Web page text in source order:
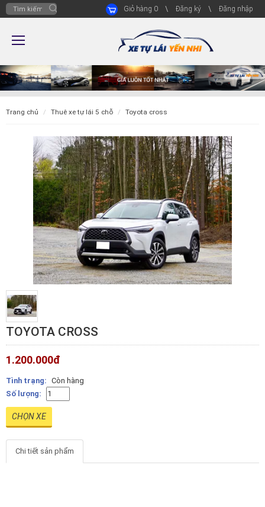
Giỏ hàng 0 Đăng ký Đăng nhập
trang chủ thuê xe tự lái 5 chỗ toyota cross
TOYOTA CROSS
1.200.000đ
Tình trạng: Còn hàng
Số lượng:
CHỌN XE
Chi tiết sản phẩm